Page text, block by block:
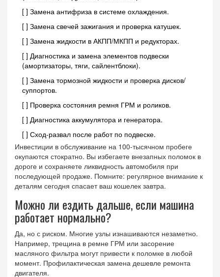
[ ] Замена антифриза в системе охлаждения.
[ ] Замена свечей зажигания и проверка катушек.
[ ] Замена жидкости в АКПП/МКПП и редукторах.
[ ] Диагностика и замена элементов подвески
(амортизаторы, тяги, сайлентблоки).
[ ] Замена тормозной жидкости и проверка дисков/
суппортов.
[ ] Проверка состояния ремня ГРМ и роликов.
[ ] Диагностика аккумулятора и генератора.
[ ] Сход-развал после работ по подвеске.
Инвестиции в обслуживание на 100-тысячном пробеге
окупаются стократно. Вы избегаете внезапных поломок в
дороге и сохраняете ликвидность автомобиля при
последующей продаже. Помните: регулярное внимание к
деталям сегодня спасает ваш кошелек завтра.
Можно ли ездить дальше, если машина
работает нормально?
Да, но с риском. Многие узлы изнашиваются незаметно.
Например, трещина в ремне ГРМ или засорение
масляного фильтра могут привести к поломке в любой
момент. Профилактическая замена дешевле ремонта
двигателя.